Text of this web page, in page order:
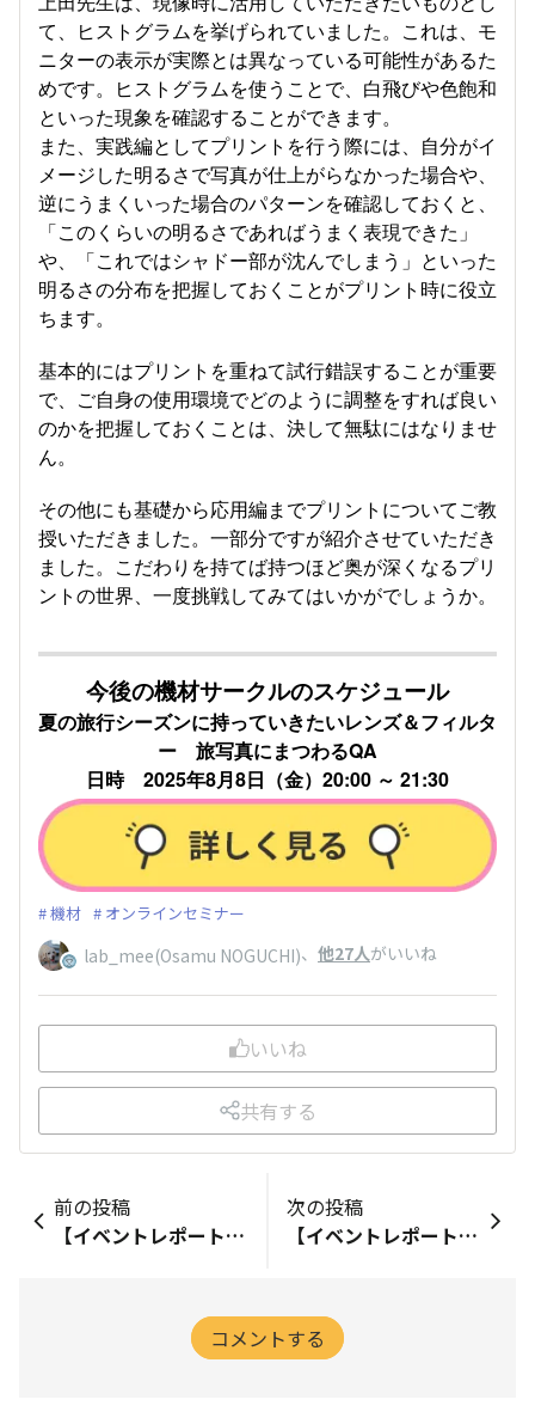
て、ヒストグラムを挙げられていました。これは、モ
ニターの表示が実際とは異なっている可能性があるた
めです。ヒストグラムを使うことで、白飛びや色飽和
といった現象を確認することができます。
また、実践編としてプリントを行う際には、自分がイ
メージした明るさで写真が仕上がらなかった場合や、
逆にうまくいった場合のパターンを確認しておくと、
「このくらいの明るさであればうまく表現できた」
や、「これではシャドー部が沈んでしまう」といった
明るさの分布を把握しておくことがプリント時に役立
ちます。
基本的にはプリントを重ねて試行錯誤することが重要
で、ご自身の使用環境でどのように調整をすれば良い
のかを把握しておくことは、決して無駄にはなりませ
ん。
その他にも基礎から応用編までプリントについてご教
授いただきました。一部分ですが紹介させていただき
ました。こだわりを持てば持つほど奥が深くなるプリ
ントの世界、一度挑戦してみてはいかがでしょうか。
今後の機材サークルのスケジュール
夏の旅行シーズンに持っていきたいレンズ＆フィルタ
ー 旅写真にまつわるQA
日時 2025年8月8日（金）20:00 ～ 21:30
機材 オンラインセミナー
lab_mee(Osamu NOGUCHI)、 他27人がいいね
いいね
共有する
前の投稿
【イベントレポート】7/6 ポートレートサークル ワークショップ
次の投稿
【イベントレポート】7/13 スナップサークルオンラインセミナー
コメントする